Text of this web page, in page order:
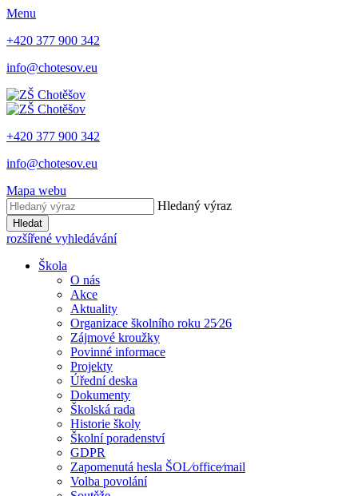
Menu
+420 377 900 342
info@chotesov.eu
+420 377 900 342
info@chotesov.eu
Mapa webu
Hledaný výraz
Hledat
rozšířené vyhledávání
Škola
O nás
Akce
Aktuality
Organizace školního roku 25⁄26
Zájmové kroužky
Povinné informace
Projekty
Úřední deska
Dokumenty
Školská rada
Historie školy
Školní poradenství
GDPR
Zapomenutá hesla ŠOL⁄office⁄mail
Volba povolání